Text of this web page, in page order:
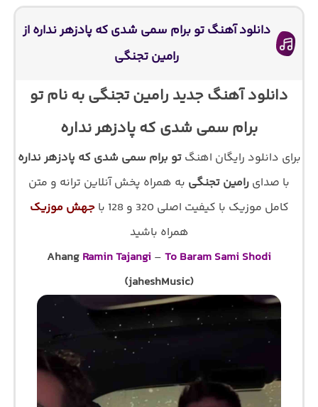
دانلود آهنگ تو برام سمی شدی که پادزهر نداره از
رامین تجنگی
دانلود آهنگ جدید رامین تجنگی به نام تو
برام سمی شدی که پادزهر نداره
برای دانلود رایگان اهنگتو برام سمی شدی که پادزهر نداره
با صدای رامین تجنگی به همراه پخش آنلاین ترانه و متن
کامل موزیک با کیفیت اصلی 320 و 128 با
جهش موزیک
همراه باشید
Ahang Ramin Tajangi – To Baram Sami Shodi
(jaheshMusic)